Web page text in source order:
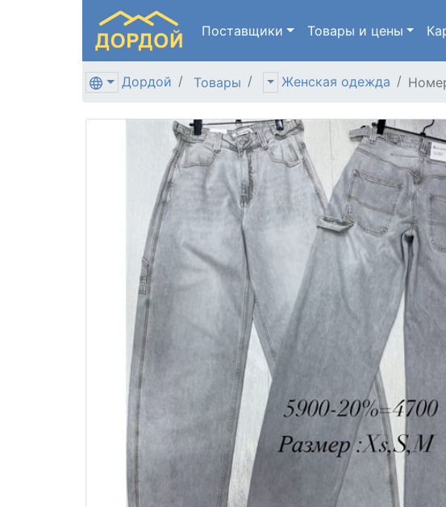
Поставщики Товары и цены
Дордой Товары Женская одежда